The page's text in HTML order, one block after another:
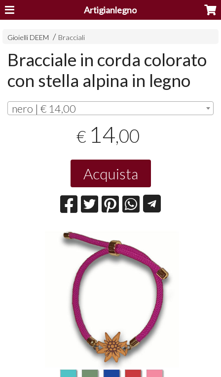
Artigianlegno
Gioielli DEEM Bracciali
Bracciale in corda colorato
con stella alpina in legno
nero | € 14,00
€ 14,00
Acquista